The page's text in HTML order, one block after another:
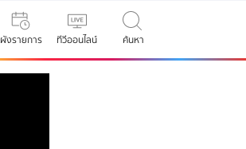
ผังรายการ ทีวีออนไลน์ ค้นหา